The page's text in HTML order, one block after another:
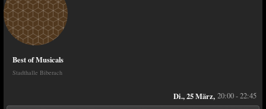
Best of Musicals
Stadthalle Biberach
Di., 25 März,20:00 - 22:45